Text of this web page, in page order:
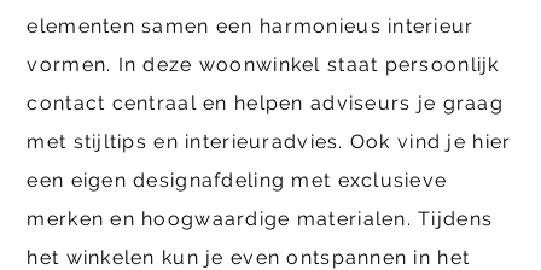
elementen samen een harmonieus interieur
vormen. In deze woonwinkel staat persoonlijk
contact centraal en helpen adviseurs je graag
met stijltips en interieuradvies. Ook vind je hier
een eigen designafdeling met exclusieve
merken en hoogwaardige materialen. Tijdens
het winkelen kun je even ontspannen in het